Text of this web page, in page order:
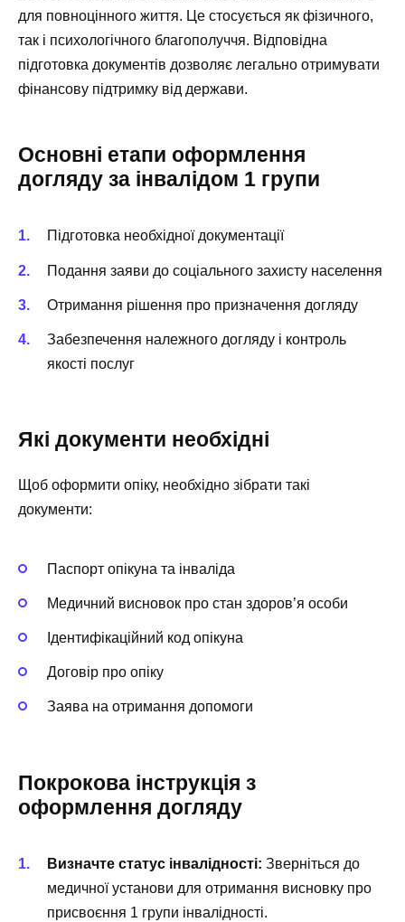
для повноцінного життя. Це стосується як фізичного,
так і психологічного благополуччя. Відповідна
підготовка документів дозволяє легально отримувати
фінансову підтримку від держави.
Основні етапи оформлення
догляду за інвалідом 1 групи
Підготовка необхідної документації
Подання заяви до соціального захисту населення
Отримання рішення про призначення догляду
Забезпечення належного догляду і контроль
якості послуг
Які документи необхідні
Щоб оформити опіку, необхідно зібрати такі
документи:
Паспорт опікуна та інваліда
Медичний висновок про стан здоров’я особи
Ідентифікаційний код опікуна
Договір про опіку
Заява на отримання допомоги
Покрокова інструкція з
оформлення догляду
Визначте статус інвалідності: Зверніться до
медичної установи для отримання висновку про
присвоєння 1 групи інвалідності.